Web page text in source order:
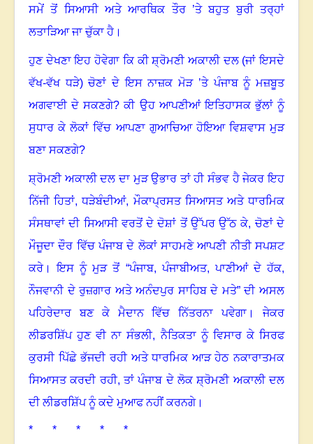
ਸਮੇਂ ਤੋਂ ਸਿਆਸੀ ਅਤੇ ਆਰਥਿਕ ਤੌਰ ’ਤੇ ਬਹੁਤ ਬੁਰੀ ਤਰ੍ਹਾਂ
ਲਤਾੜਿਆ ਜਾ ਚੁੱਕਾ ਹੈ ।
ਹੁਣ ਦੇਖਣਾ ਇਹ ਹੋਵੇਗਾ ਕਿ ਕੀ ਸ਼੍ਰੋਮਣੀ ਅਕਾਲੀ ਦਲ (ਜਾਂ ਇਸਦੇ
ਵੱਖ-ਵੱਖ ਧੜੇ) ਚੋਣਾਂ ਦੇ ਇਸ ਨਾਜ਼ਕ ਮੋੜ ’ਤੇ ਪੰਜਾਬ ਨੂੰ ਮਜ਼ਬੂਤ
ਅਗਵਾਈ ਦੇ ਸਕਣਗੇ?ਕੀ ਉਹ ਆਪਣੀਆਂ ਇਤਿਹਾਸਕ ਭੁੱਲਾਂ ਨੂੰ
ਸੁਧਾਰ ਕੇ ਲੋਕਾਂ ਵਿੱਚ ਆਪਣਾ ਗੁਆਚਿਆ ਹੋਇਆ ਵਿਸ਼ਵਾਸ ਮੁੜ
ਬਣਾ ਸਕਣਗੇ?
ਸ਼੍ਰੋਮਣੀ ਅਕਾਲੀ ਦਲ ਦਾ ਮੁੜ ਉਭਾਰ ਤਾਂ ਹੀ ਸੰਭਵ ਹੈ ਜੇਕਰ ਇਹ
ਨਿੱਜੀ ਹਿਤਾਂ,ਧੜੇਬੰਦੀਆਂ, ਮੌਕਾਪ੍ਰਸਤ ਸਿਆਸਤ ਅਤੇ ਧਾਰਮਿਕ
ਸੰਸਥਾਵਾਂ ਦੀ ਸਿਆਸੀ ਵਰਤੋਂ ਦੇ ਦੋਸ਼ਾਂ ਤੋਂ ਉੱਪਰ ਉੱਠ ਕੇ, ਚੋਣਾਂ ਦੇ
ਮੌਜੂਦਾ ਦੌਰ ਵਿੱਚ ਪੰਜਾਬ ਦੇ ਲੋਕਾਂ ਸਾਹਮਣੇ ਆਪਣੀ ਨੀਤੀ ਸਪਸ਼ਟ
ਕਰੇ ।ਇਸ ਨੂੰ ਮੁੜ ਤੋਂ “ਪੰਜਾਬ,ਪੰਜਾਬੀਅਤ,ਪਾਣੀਆਂ ਦੇ ਹੱਕ,
ਨੌਜਵਾਨੀ ਦੇ ਰੁਜ਼ਗਾਰ ਅਤੇ ਅਨੰਦਪੁਰ ਸਾਹਿਬ ਦੇ ਮਤੇ” ਦੀ ਅਸਲ
ਪਹਿਰੇਦਾਰ ਬਣ ਕੇ ਮੈਦਾਨ ਵਿੱਚ ਨਿੱਤਰਨਾ ਪਵੇਗਾ ।ਜੇਕਰ
ਲੀਡਰਸ਼ਿੱਪ ਹੁਣ ਵੀ ਨਾ ਸੰਭਲੀ,ਨੈਤਿਕਤਾ ਨੂੰ ਵਿਸਾਰ ਕੇ ਸਿਰਫ
ਕੁਰਸੀ ਪਿੱਛੇ ਭੱਜਦੀ ਰਹੀ ਅਤੇ ਧਾਰਮਿਕ ਆੜ ਹੇਠ ਨਕਾਰਾਤਮਕ
ਸਿਆਸਤ ਕਰਦੀ ਰਹੀ,ਤਾਂ ਪੰਜਾਬ ਦੇ ਲੋਕ ਸ਼੍ਰੋਮਣੀ ਅਕਾਲੀ ਦਲ
ਦੀ ਲੀਡਰਸ਼ਿੱਪ ਨੂੰ ਕਦੇ ਮੁਆਫ ਨਹੀਂ ਕਰਨਗੇ।
* * * * *